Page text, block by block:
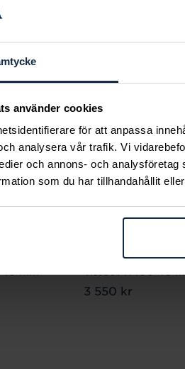
använder cookies
för att anpassa
analysera vår trafik. Vi
och annons- och
som du har tillhandahållit
Pris:3 550 kr
3 550 kr